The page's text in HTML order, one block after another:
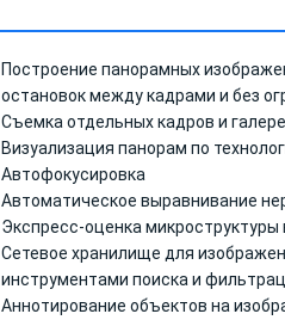
Построение панорамных
остановок между кадрами и без
Съемка отдельных кадров и
Визуализация панорам по
Автофокусировка
Автоматическое выравнивание
Экспресс-оценка
Сетевое хранилище для
инструментами поиска и
Аннотирование объектов на